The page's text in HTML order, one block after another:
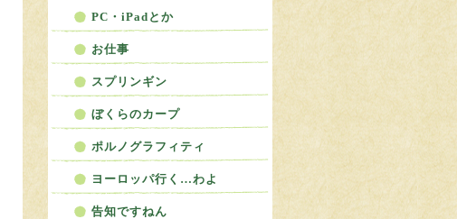
PC・iPadとか
お仕事
スプリンギン
ぼくらのカープ
ポルノグラフィティ
ヨーロッパ行く…わよ
告知ですねん